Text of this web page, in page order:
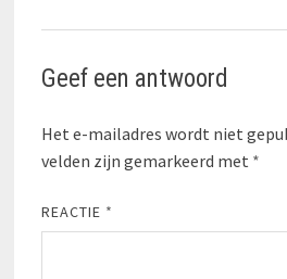
Geef een antwoord
Het e-mailadres wordt niet
velden zijn gemarkeerd met *
REACTIE *